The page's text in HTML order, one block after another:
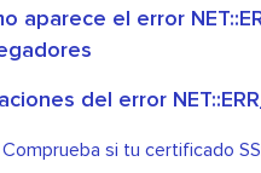
aparece el error
del error
Comprueba si tu certificado